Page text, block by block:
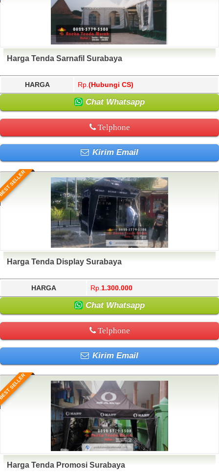
Harga Tenda Sarnafil Surabaya
HARGA Rp. (Hubungi CS)
Chat Whatsapp
Telphone
Kirim Email
SELLER
Harga Tenda Display Surabaya
HARGA Rp. 1.300.000
Chat Whatsapp
Telphone
Kirim Email
SELLER
Harga Tenda Promosi Surabaya